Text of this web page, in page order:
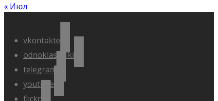
« Июл
vkontakte
odnoklassniki
telegram
youtube
flickr